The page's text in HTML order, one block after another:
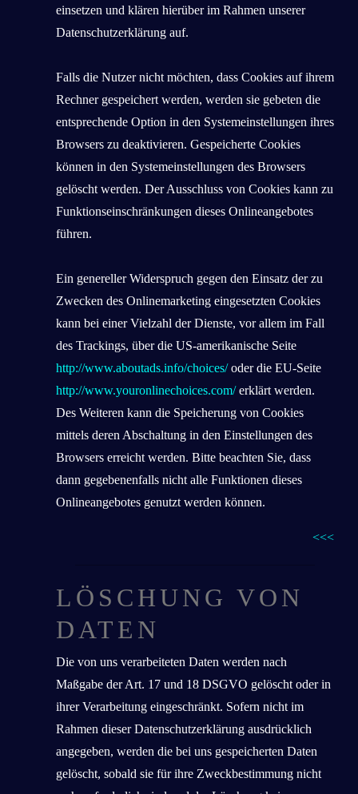
einsetzen und klären hierüber im Rahmen unserer
Datenschutzerklärung auf.
Falls die Nutzer nicht möchten, dass Cookies auf ihrem
Rechner gespeichert werden, werden sie gebeten die
entsprechende Option in den Systemeinstellungen ihres
Browsers zu deaktivieren. Gespeicherte Cookies
können in den Systemeinstellungen des Browsers
gelöscht werden. Der Ausschluss von Cookies kann zu
Funktionseinschränkungen dieses Onlineangebotes
führen.
Ein genereller Widerspruch gegen den Einsatz der zu
Zwecken des Onlinemarketing eingesetzten Cookies
kann bei einer Vielzahl der Dienste, vor allem im Fall
des Trackings, über die US-amerikanische Seite
http://www.aboutads.info/choices/oder die EU-Seite
http://www.youronlinechoices.com/erklärt werden.
Des Weiteren kann die Speicherung von Cookies
mittels deren Abschaltung in den Einstellungen des
Browsers erreicht werden. Bitte beachten Sie, dass
dann gegebenenfalls nicht alle Funktionen dieses
Onlineangebotes genutzt werden können.
<<<
LÖSCHUNG VON
DATEN
Die von uns verarbeiteten Daten werden nach
Maßgabe der Art. 17 und 18 DSGVO gelöscht oder in
ihrer Verarbeitung eingeschränkt. Sofern nicht im
Rahmen dieser Datenschutzerklärung ausdrücklich
angegeben, werden die bei uns gespeicherten Daten
gelöscht, sobald sie für ihre Zweckbestimmung nicht